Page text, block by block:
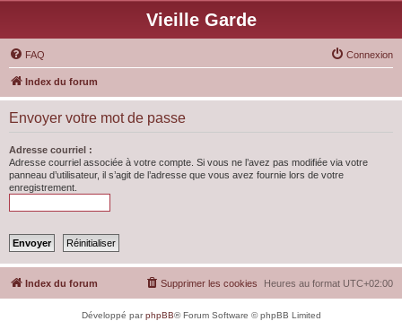
Vieille Garde
FAQ Connexion
Index du forum
Envoyer votre mot de passe
Adresse courriel :
Adresse courriel associée à votre compte. Si vous ne l’avez pas modifiée via votre
panneau d’utilisateur, il s’agit de l’adresse que vous avez fournie lors de votre
enregistrement.
Index du forum Heures au format UTC+02:00
Supprimer les cookies
Développé parphpBB® Forum Software © phpBB Limited